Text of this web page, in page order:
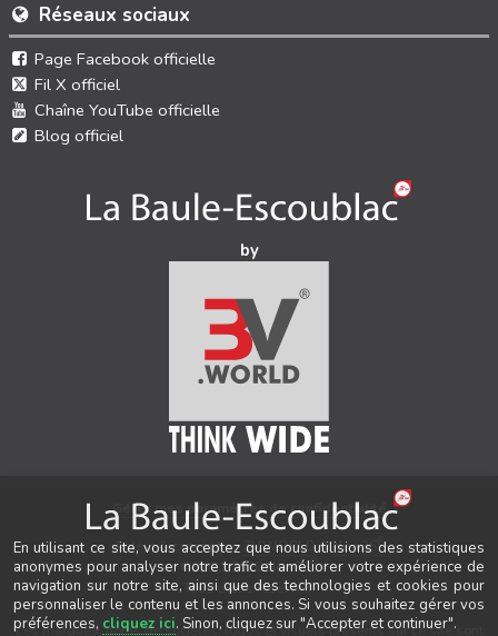
Réseaux sociaux
Page Facebook officielle
Fil X officiel
Chaîne YouTube officielle
Blog officiel
by
Gérer mes paramètres de confidentialité
Auteur & conception 3V.WORLD&New3S ®
© 2021-2026 New3S®
Tous droits réservés.
Les marques, noms de sociétés, logos et visuels présents sur ce site sont
En utilisant ce site, vous acceptez que nous utilisions des statistiques
anonymes pour analyser notre trafic et améliorer votre expérience de
navigation sur notre site, ainsi que des technologies et cookies pour
personnaliser le contenu et les annonces. Si vous souhaitez gérer vos
préférences, cliquez ici. Sinon, cliquez sur "Accepter et continuer".